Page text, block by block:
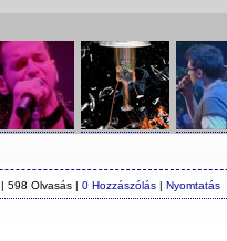
| 598 Olvasás | 0 Hozzászólás | Nyomtatás